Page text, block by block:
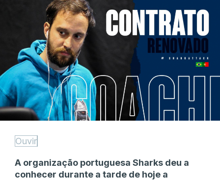
Ouvir
A organização portuguesa Sharks deu a
conhecer durante a tarde de hoje a